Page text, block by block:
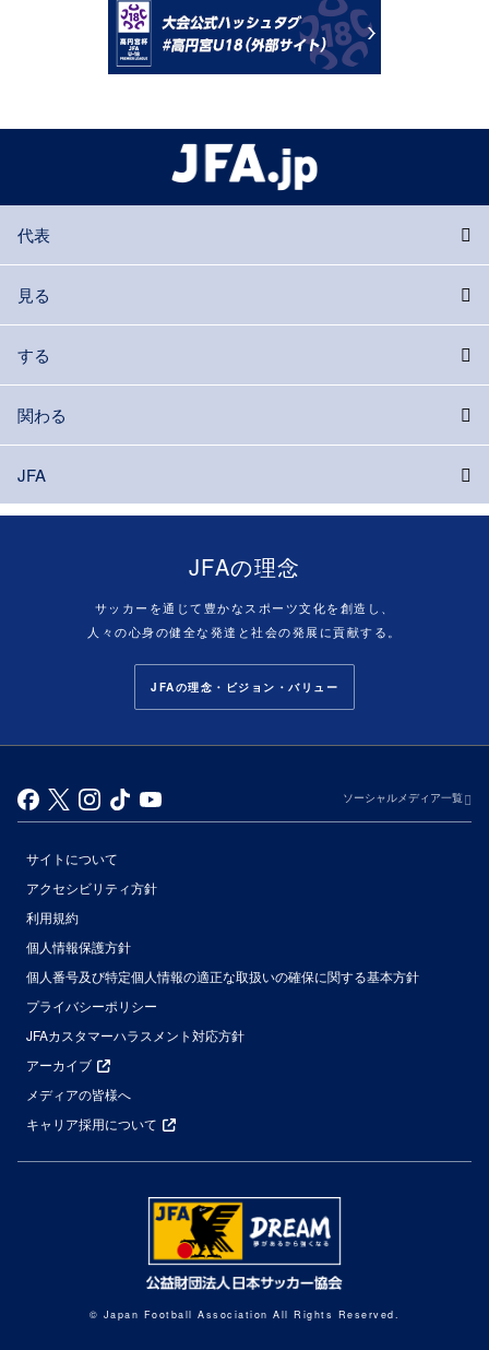
代表
見る
する
関わる
JFA
JFAの理念
サッカーを通じて豊かなスポーツ文化を創造し、
人々の心身の健全な発達と社会の発展に貢献する。
JFAの理念・ビジョン・バリュー
ソーシャルメディア一覧
サイトについて
アクセシビリティ方針
利用規約
個人情報保護方針
個人番号及び特定個人情報の適正な取扱いの確保に関する基本方針
プライバシーポリシー
JFAカスタマーハラスメント対応方針
アーカイブ
メディアの皆様へ
キャリア採用について
© Japan Football Association All Rights Reserved.